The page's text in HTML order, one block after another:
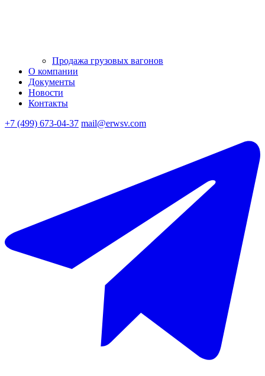
Продажа грузовых вагонов
О компании
Документы
Новости
Контакты
+7 (499) 673-04-37 mail@erwsv.com